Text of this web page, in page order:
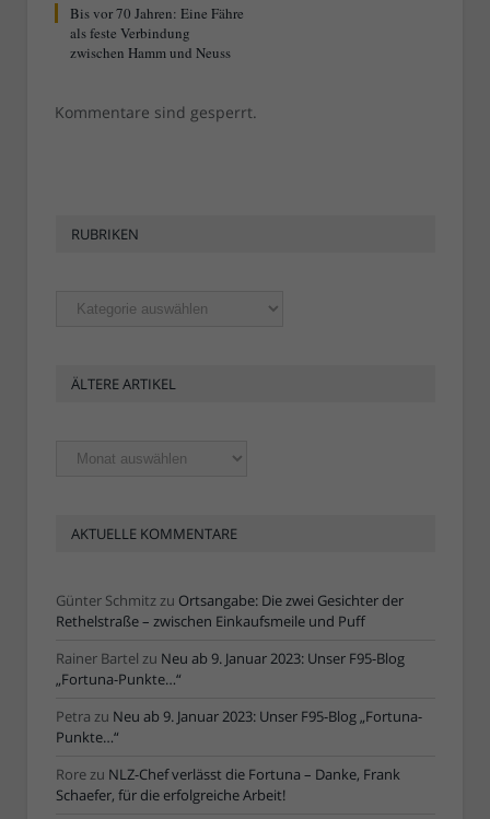
Bis vor 70 Jahren: Eine Fähre
als feste Verbindung
zwischen Hamm und Neuss
Kommentare sind gesperrt.
RUBRIKEN
Rubriken
ÄLTERE ARTIKEL
Ältere
Artikel
AKTUELLE KOMMENTARE
Günter Schmitzzu Ortsangabe: Die zwei Gesichter der
Rethelstraße – zwischen Einkaufsmeile und Puff
Rainer Bartel zu Neu ab 9. Januar 2023: Unser F95-Blog
„Fortuna-Punkte…“
Petra zu Neu ab 9. Januar 2023: Unser F95-Blog „Fortuna-
Punkte…“
Rorezu NLZ-Chef verlässt die Fortuna – Danke, Frank
Schaefer, für die erfolgreiche Arbeit!